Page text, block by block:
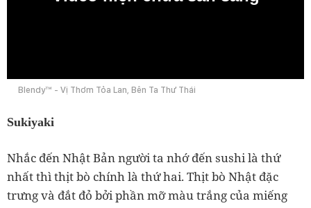
Blendy™ - Vị Thơm Tỏa Lan, Bên Ta Thư Thái
Sukiyaki
Nhắc đến Nhật Bản người ta nhớ đến sushi là thứ
nhất thì thịt bò chính là thứ hai. Thịt bò Nhật đặc
trưng và đắt đỏ bởi phần mỡ màu trắng của miếng